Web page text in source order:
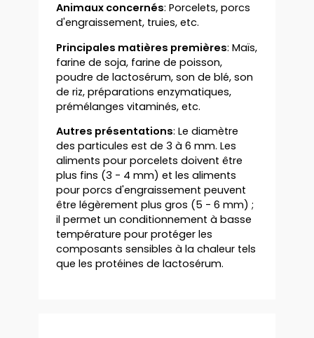
Animaux concernés: Porcelets, porcs
d'engraissement, truies, etc.
Principales matières premières: Maïs,
farine de soja, farine de poisson,
poudre de lactosérum, son de blé, son
de riz, préparations enzymatiques,
prémélanges vitaminés, etc.
Autres présentations: Le diamètre
des particules est de 3 à 6 mm. Les
aliments pour porcelets doivent être
plus fins (3 - 4 mm) et les aliments
pour porcs d'engraissement peuvent
être légèrement plus gros (5 - 6 mm) ;
il permet un conditionnement à basse
température pour protéger les
composants sensibles à la chaleur tels
que les protéines de lactosérum.